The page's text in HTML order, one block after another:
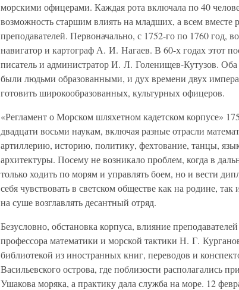
морскими офицерами. Каждая рота включала по 40
возможность старшим влиять на младших, а всем вместе
преподавателей. Первоначально, с 1752-го по 1760 год,
навигатор и картограф А. И. Нагаев. В 60-х годах этот
писатель и администратор И. Л. Голенищев-Кутузов.
были людьми образованными, и дух времени двух
готовить широкообразованных, культурных офицеров.
«Регламент о Морском шляхетном кадетском корпусе»
двадцати восьми наукам, включая разные отрасли
артиллерию, историю, политику, фехтование, танцы,
архитектуры. Посему не возникало проблем, когда в
только ходить по морям и управлять боем, но и вести
себя чувствовать в светском обществе как на родине,
на суше возглавлять десантный отряд.
Безусловно, обстановка корпуса, влияние
профессора математики и морской тактики Н. Г.
библиотекой из иностранных книг, переводов и
Васильевского острова, где поблизости располагались
Ушакова моряка, а практику дала служба на море. 12